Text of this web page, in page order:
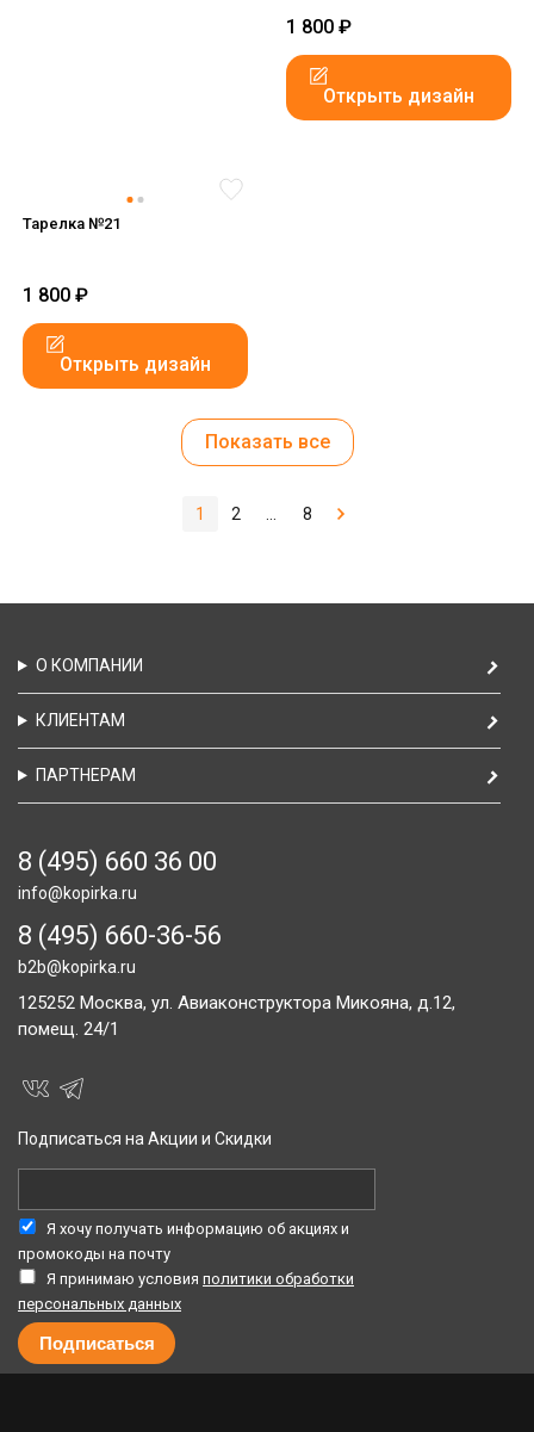
1 800 ₽
Открыть дизайн
Тарелка №21
1 800 ₽
Открыть дизайн
Показать все
1 2 8
О КОМПАНИИ
КЛИЕНТАМ
ПАРТНЕРАМ
8 (495) 660 36 00
info@kopirka.ru
8 (495) 660-36-56
b2b@kopirka.ru
125252 Москва, ул. Авиаконструктора Микояна, д.12,
помещ. 24/1
Подписаться на Акции и Скидки
Я хочу получать информацию об акциях и
промокоды на почту
Я принимаю условия политики обработки
персональных данных